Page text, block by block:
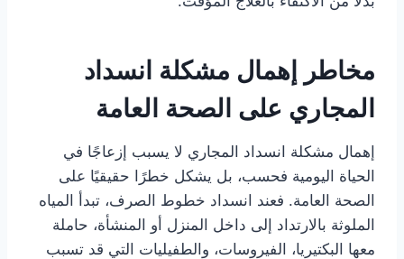
مخاطر إهمال مشكلة انسداد
المجاري على الصحة العامة
إهمال مشكلة انسداد المجاري لا يسبب إزعاجًا في
الحياة اليومية فحسب، بل يشكل خطرًا حقيقيًا على
الصحة العامة. فعند انسداد خطوط الصرف، تبدأ المياه
الملوثة بالارتداد إلى داخل المنزل أو المنشأة، حاملة
معها البكتيريا، الفيروسات، والطفيليات التي قد تسبب